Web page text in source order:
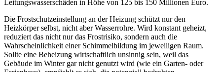
Leitungswasserschäden in Höhe von 125 bis 150 Millionen Euro.
Die Frostschutzeinstellung an der Heizung schützt nur den
Heizkörper selbst, nicht aber Wasserrohre. Wird konstant geheizt,
reduziert das nicht nur das Frostrisiko, sondern auch die
Wahrscheinlichkeit einer Schimmelbildung im jeweiligen Raum.
Sollte eine Beheizung wirtschaftlich unsinnig sein, weil das
Gebäude im Winter gar nicht genutzt wird (wie ein Garten- oder